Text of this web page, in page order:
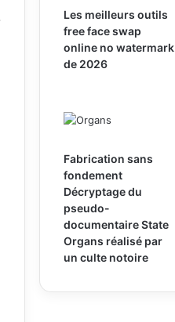
Les meilleurs outils
free face swap
online no watermark
de 2026
Fabrication sans
fondement
Décryptage du
pseudo-
documentaire State
Organs réalisé par
un culte notoire